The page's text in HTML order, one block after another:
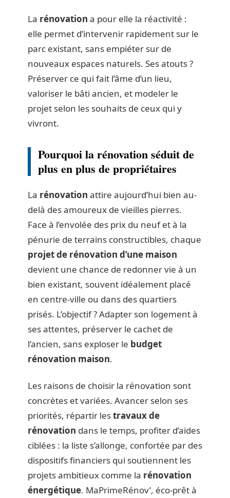
La rénovation a pour elle la réactivité :
elle permet d’intervenir rapidement sur le
parc existant, sans empiéter sur de
nouveaux espaces naturels. Ses atouts ?
Préserver ce qui fait l’âme d’un lieu,
valoriser le bâti ancien, et modeler le
projet selon les souhaits de ceux qui y
vivront.
Pourquoi la rénovation séduit de
plus en plus de propriétaires
La rénovation attire aujourd’hui bien au-
delà des amoureux de vieilles pierres.
Face à l’envolée des prix du neuf et à la
pénurie de terrains constructibles, chaque
projet de rénovation d’une maison
devient une chance de redonner vie à un
bien existant, souvent idéalement placé
en centre-ville ou dans des quartiers
prisés. L’objectif ? Adapter son logement à
ses attentes, préserver le cachet de
l’ancien, sans exploser le budget
rénovation maison.
Les raisons de choisir la rénovation sont
concrètes et variées. Avancer selon ses
priorités, répartir lestravaux de
rénovation dans le temps, profiter d’aides
ciblées : la liste s’allonge, confortée par des
dispositifs financiers qui soutiennent les
projets ambitieux comme la rénovation
énergétique. MaPrimeRénov’, éco-prêt à